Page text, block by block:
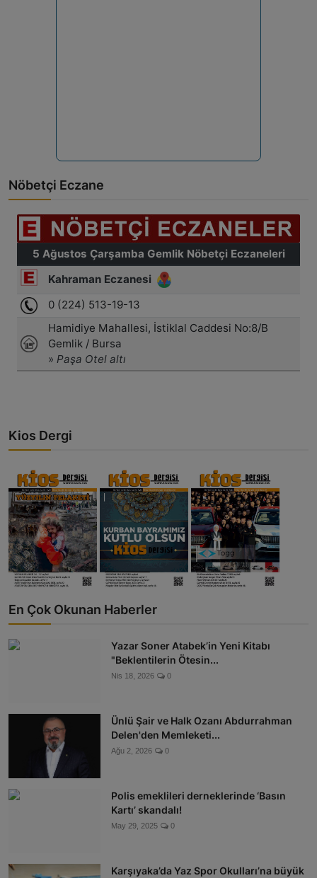
Nöbetçi Eczane
Kios Dergi
En Çok Okunan Haberler
Yazar Soner Atabek’in Yeni Kitabı
"Beklentilerin Ötesin...
Nis 18, 2026 0
Ünlü Şair ve Halk Ozanı Abdurrahman
Delen'den Memleketi...
Ağu 2, 2026 0
Polis emeklileri derneklerinde ‘Basın
Kartı’ skandalı!
May 29, 2025 0
Karşıyaka’da Yaz Spor Okulları’na büyük